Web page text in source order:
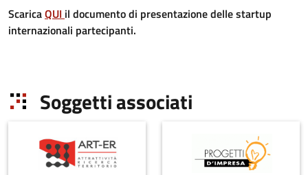
ScaricaQUI il documento di presentazione delle startup
internazionali partecipanti.
Soggetti associati